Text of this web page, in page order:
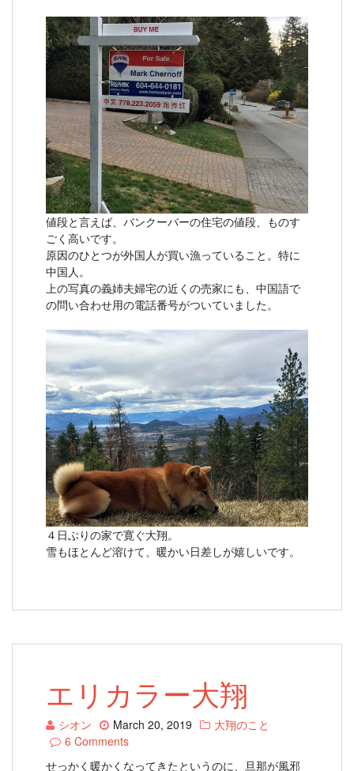
値段と言えば、バンクーバーの住宅の値段、ものす
ごく高いです。
原因のひとつが外国人が買い漁っていること。特に
中国人。
上の写真の義姉夫婦宅の近くの売家にも、中国語で
の問い合わせ用の電話番号がついていました。
４日ぶりの家で寛ぐ大翔。
雪もほとんど溶けて、暖かい日差しが嬉しいです。
エリカラー大翔
シオン March 20, 2019
大翔のこと
6 Comments
せっかく暖かくなってきたというのに、旦那が風邪